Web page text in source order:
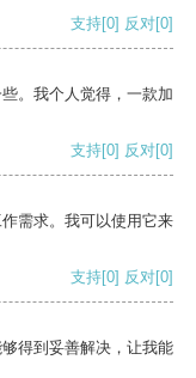
支持[0] 反对[0]
。我个人觉得，一款加
支持[0] 反对[0]
需求。我可以使用它来
支持[0] 反对[0]
得到妥善解决，让我能